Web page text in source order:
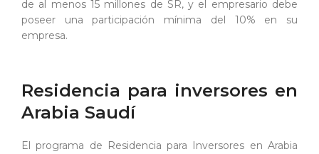
de al menos 15 millones de SR, y el empresario debe
poseer una participación mínima del 10% en su
empresa.
Residencia para inversores en
Arabia Saudí
El programa de Residencia para Inversores en Arabia